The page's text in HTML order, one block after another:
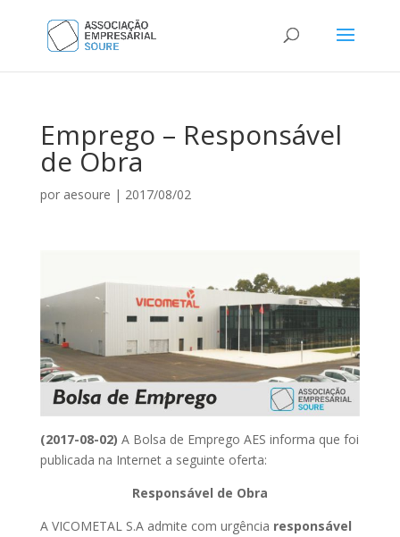
Emprego – Responsável
de Obra
por aesoure | 2017/08/02
(2017-08-02) A Bolsa de Emprego AES informa que foi
publicada na Internet a seguinte oferta:
Responsável de Obra
A VICOMETAL S.A admite com urgência responsável